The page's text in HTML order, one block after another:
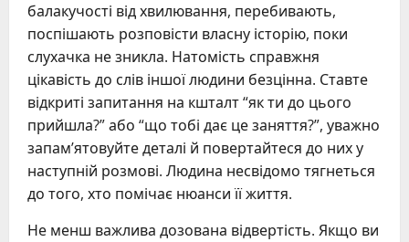
балакучості від хвилювання, перебивають,
поспішають розповісти власну історію, поки
слухачка не зникла. Натомість справжня
цікавість до слів іншої людини безцінна. Ставте
відкриті запитання на кшталт “як ти до цього
прийшла?” або “що тобі дає це заняття?”, уважно
запам’ятовуйте деталі й повертайтеся до них у
наступній розмові. Людина несвідомо тягнеться
до того, хто помічає нюанси її життя.
Не менш важлива дозована відвертість. Якщо ви